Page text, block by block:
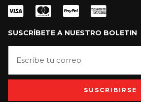
SUSCRÍBETE A NUESTRO BOLETIN
SUSCRIBIRSE